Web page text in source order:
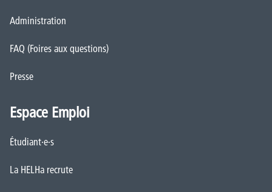
Administration
FAQ (Foires aux questions)
Presse
Espace Emploi
Étudiant·e·s
La HELHa recrute